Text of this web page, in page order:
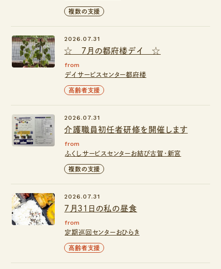
複数の支援
☆ ７月の都府楼デイ ☆
2026.07.31
from
デイサービスセンター都府楼
高齢者支援
介護職員初任者研修を開催します
2026.07.31
from
ふくしサービスセンターお結び古賀・新宮
複数の支援
7月31日の私の昼食
2026.07.31
from
定期巡回センターおひらき
高齢者支援